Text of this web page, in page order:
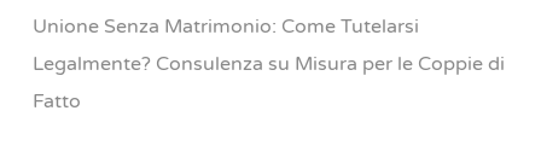
Unione Senza Matrimonio: Come Tutelarsi
Legalmente? Consulenza su Misura per le Coppie di
Fatto